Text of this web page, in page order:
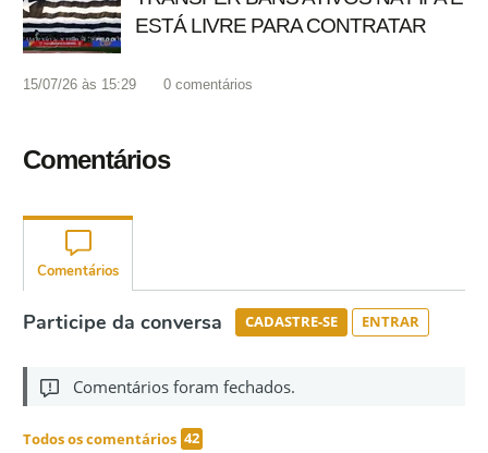
ESTÁ LIVRE PARA CONTRATAR
15/07/26 às 15:29 0 comentários
Comentários